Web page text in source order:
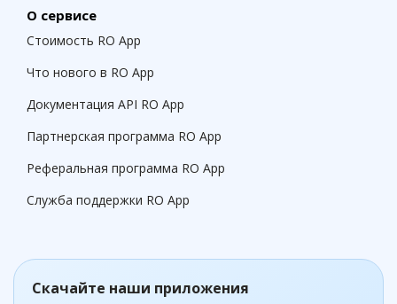
О сервисе
Стоимость RO App
Что нового в RO App
Документация API RO App
Партнерская программа RO App
Реферальная программа RO App
Служба поддержки RO App
Скачайте наши приложения